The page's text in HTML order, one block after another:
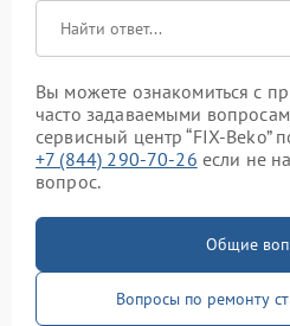
Вы можете ознакомиться с
часто задаваемыми
сервисный центр “FIX-Beko”
+7 (844) 290-70-26 если не
вопрос.
Общие
Вопросы по ремонту